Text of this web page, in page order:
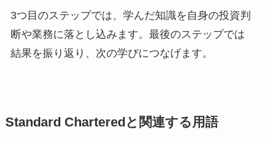
3つ目のステップでは、学んだ知識を自身の投資判
断や業務に落とし込みます。最後のステップでは
結果を振り返り、次の学びにつなげます。
Standard Charteredと関連する用語